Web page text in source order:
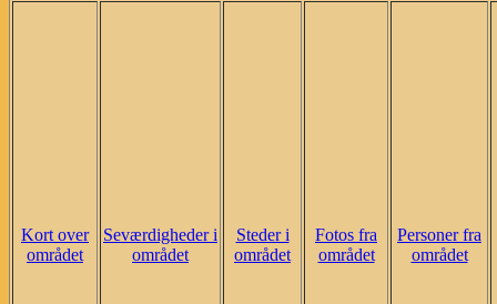
Kort over
området
Seværdigheder i
området
Steder i
området
Fotos fra
området
Personer fra
området